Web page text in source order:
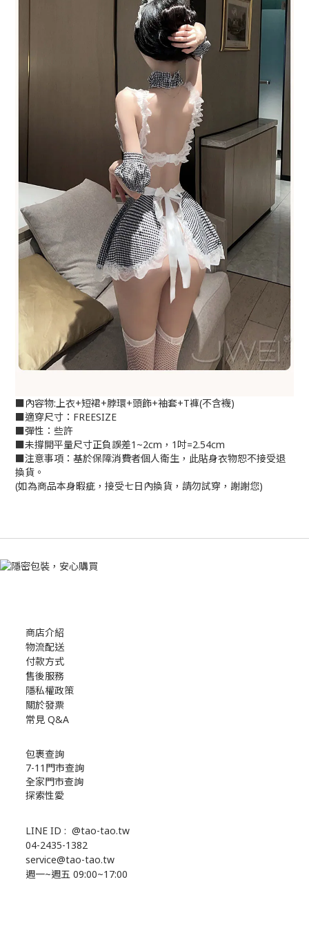
■內容物:上衣+短裙+脖環+頭飾+袖套+T褲(不含襪)
■適穿尺寸：FREESIZE
■彈性：些許
■未撐開平量尺寸正負誤差1~2cm，1吋=2.54cm
■注意事項：基於保障消費者個人衛生，此貼身衣物恕不接受退
換貨。
(如為商品本身暇疵，接受七日內換貨，請勿試穿，謝謝您)
商店介紹
物流配送
付款方式
售後服務
隱私權政策
關於發票
常見 Q&A
包裹查詢
7-11門市查詢
全家門市查詢
探索性愛
LINE ID : @tao-tao.tw
04-2435-1382
service@tao-tao.tw
週一~週五 09:00~17:00